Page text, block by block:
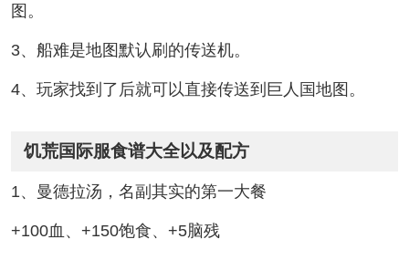
图。
3、船难是地图默认刷的传送机。
4、玩家找到了后就可以直接传送到巨人国地图。
饥荒国际服食谱大全以及配方
1、曼德拉汤，名副其实的第一大餐
+100血、+150饱食、+5脑残